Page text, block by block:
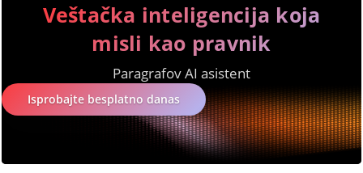
Veštačka inteligencija koja
misli kao pravnik
Paragrafov AI asistent
Isprobajte besplatno danas